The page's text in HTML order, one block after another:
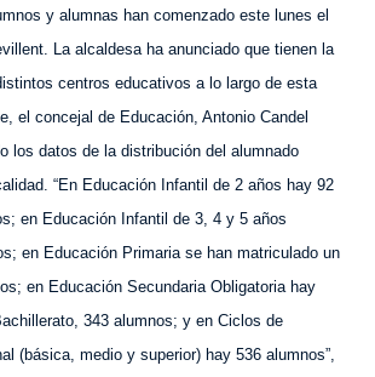
y alumnas han comenzado este lunes el
La alcaldesa ha anunciado que tienen la
centros educativos a lo largo de esta
e l concejal de Educación, Antonio Candel
los datos de la distribución del alumnado
“En Educación Infantil de 2 años hay 92
en Educación Infantil de 3, 4 y 5 años
en Educación Primaria se han matriculado un
en Educación Secundaria Obligatoria hay
343 alumnos; y en Ciclos de
(básica, medio y superior) hay 536 alumnos”,